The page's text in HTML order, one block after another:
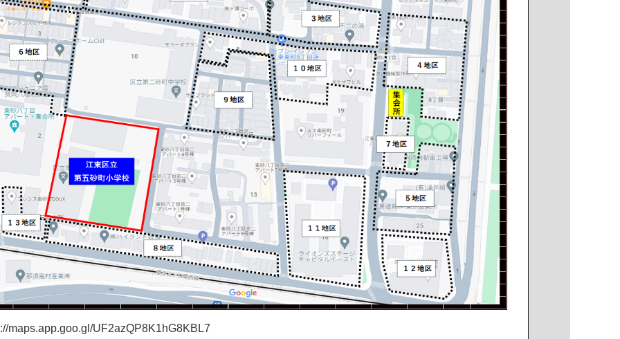
maps.app.goo.gl/UF2azQP8K1hG8KBL7